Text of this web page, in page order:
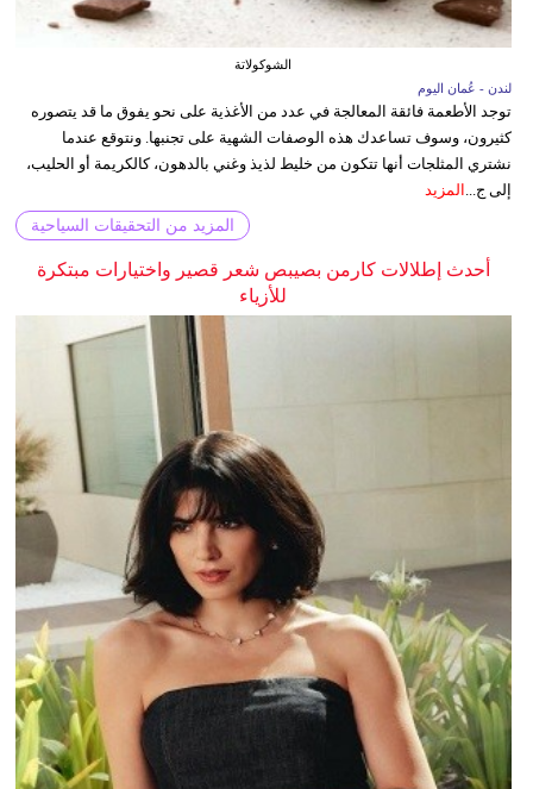
الشوكولاتة
لندن - عُمان اليوم
توجد الأطعمة فائقة المعالجة في عدد من الأغذية على نحو يفوق ما قد يتصوره
كثيرون، وسوف تساعدك هذه الوصفات الشهية على تجنبها. ونتوقع عندما
نشتري المثلجات أنها تتكون من خليط لذيذ وغني بالدهون، كالكريمة أو الحليب،
إلى ج...
المزيد
المزيد من التحقيقات السياحية
أحدث إطلالات كارمن بصيبص شعر قصير واختيارات مبتكرة
للأزياء